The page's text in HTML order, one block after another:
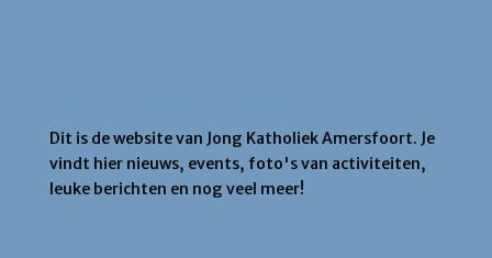
Dit is de website van Jong Katholiek Amersfoort. Je
vindt hier nieuws, events, foto's van activiteiten,
leuke berichten en nog veel meer!